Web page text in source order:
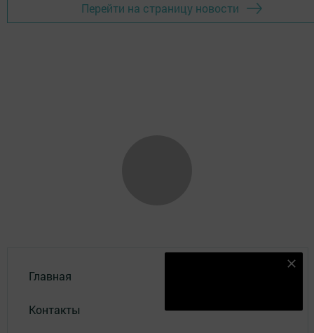
Перейти на страницу новости
Главная
Контакты